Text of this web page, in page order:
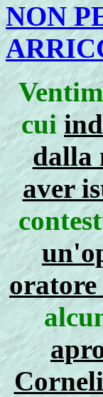
NON
cui
dalla
aver
oratore